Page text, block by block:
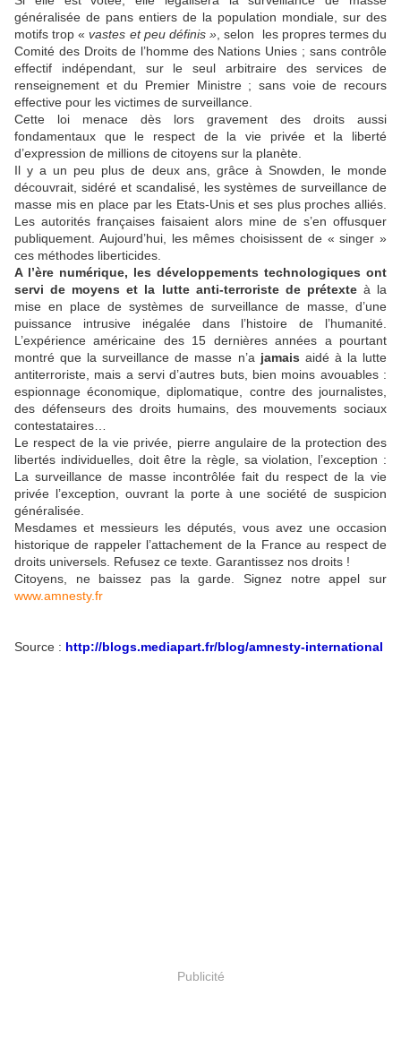
généralisée de pans entiers de la population mondiale, sur des
motifs trop «vastes et peu définis » , selon les propres termes du
Comité des Droits de l’homme des Nations Unies ; sans contrôle
effectif indépendant, sur le seul arbitraire des services de
renseignement et du Premier Ministre ; sans voie de recours
effective pour les victimes de surveillance.
Cette loi menace dès lors gravement des droits aussi
fondamentaux que le respect de la vie privée et la liberté
d’expression de millions de citoyens sur la planète.
Il y a un peu plus de deux ans, grâce à Snowden, le monde
découvrait, sidéré et scandalisé, les systèmes de surveillance de
masse mis en place par les Etats-Unis et ses plus proches alliés.
Les autorités françaises faisaient alors mine de s’en offusquer
publiquement. Aujourd’hui, les mêmes choisissent de « singer »
ces méthodes liberticides.
A l’ère numérique, les développements technologiques ont
servi de moyens et la lutte anti-terroriste de prétexte à la
mise en place de systèmes de surveillance de masse, d’une
puissance intrusive inégalée dans l’histoire de l’humanité.
L’expérience américaine des 15 dernières années a pourtant
montré que la surveillance de masse n’a jamais aidé à la lutte
antiterroriste, mais a servi d’autres buts, bien moins avouables :
espionnage économique, diplomatique, contre des journalistes,
des défenseurs des droits humains, des mouvements sociaux
contestataires…
Le respect de la vie privée, pierre angulaire de la protection des
libertés individuelles, doit être la règle, sa violation, l’exception :
La surveillance de masse incontrôlée fait du respect de la vie
privée l’exception, ouvrant la porte à une société de suspicion
généralisée.
Mesdames et messieurs les députés, vous avez une occasion
historique de rappeler l’attachement de la France au respect de
droits universels. Refusez ce texte. Garantissez nos droits !
Citoyens, ne baissez pas la garde. Signez notre appel sur
www.amnesty.fr
Source : http://blogs.mediapart.fr/blog/amnesty-international
Publicité